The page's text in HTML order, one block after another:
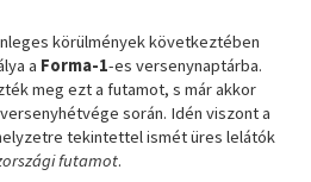
körülmények következtében
a Forma-1-es versenynaptárba.
meg ezt a futamot, s már akkor
során. Idén viszont a
tekintettel ismét üres lelátók
futamot.